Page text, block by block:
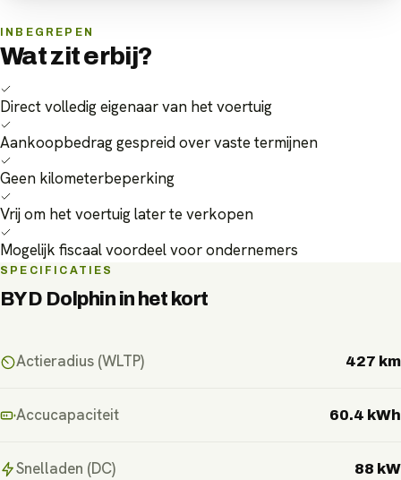
INBEGREPEN
Wat zit erbij?
Direct volledig eigenaar van het voertuig
Aankoopbedrag gespreid over vaste termijnen
Geen kilometerbeperking
Vrij om het voertuig later te verkopen
Mogelijk fiscaal voordeel voor ondernemers
SPECIFICATIES
BYD Dolphin in het kort
Actieradius (WLTP) 427 km
Accucapaciteit 60.4 kWh
Snelladen (DC) 88 kW